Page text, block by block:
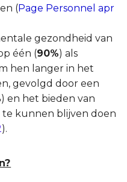
(Page Personnel apr
gezondheid van
één (90%) als
hen langer in het
gevolgd door een
) en het bieden van
kunnen blijven doen
).